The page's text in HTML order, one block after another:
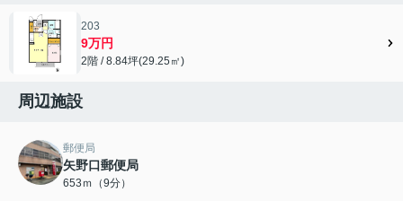
203
9万円
2階 / 8.84坪(29.25㎡)
周辺施設
郵便局
矢野口郵便局
653ｍ（9分）